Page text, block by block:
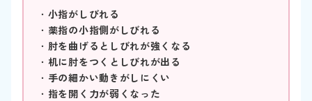
・ 小指がしびれる
・ 薬指の小指側がしびれる
・ 肘を曲げるとしびれが強くなる
・ 机に肘をつくとしびれが出る
・ 手の細かい動きがしにくい
・ 指を開く力が弱くなった